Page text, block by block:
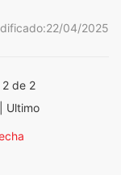
22/04/2025
de 2
Ultimo